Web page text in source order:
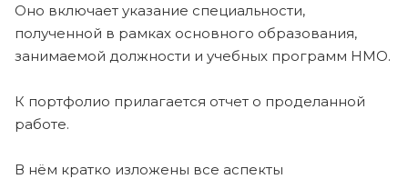
Оно включает указание специальности,
полученной в рамках основного образования,
занимаемой должности и учебных программ НМО.
К портфолио прилагается отчет о проделанной
работе.
В нём кратко изложены все аспекты